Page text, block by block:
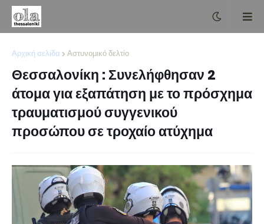
Αρχική σελίδα Αστυνομικό δελτίο
Θεσσαλονίκη : Συνελήφθησαν 2
άτομα για εξαπάτηση με το πρόσχημα
τραυματισμού συγγενικού
προσώπου σε τροχαίο ατύχημα